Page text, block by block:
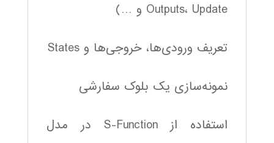
Outputs، Update و …)
تعریف ورودی‌ها، خروجی‌ها و States
نمونه‌سازی یک بلوک سفارشی
استفاده از S-Function در مدل